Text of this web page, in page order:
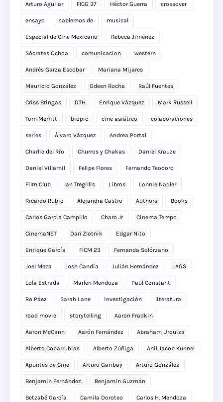
Arturo Aguilar FICG 37 Héctor Guerra crossover
ensayo hablemos de musical
Especial de Cine Mexicano Rebeca Jiménez
Sócrates Ochoa comunicacion western
Andrés Garza Escobar Mariana Mijares
Mauricio González Odeen Rocha Raúl Fuentes
Criss Bringas DTH Enrique Vázquez Mark Russell
Tom Merritt biopic cine asiático colaboraciones
series Álvaro Vázquez Andrea Portal
Charlie del Río Churros y Chakas Daniel Krauze
Daniel Villamil Felipe Flores Fernando Teodoro
Film Club Ian Tregillis Libros Lonnie Nadler
Ricardo Rubio Alejandra Castro Authors Books
Carlos García Campillo Charo Jr Cinema Tempo
CinemaNET Dan Zlotnik Edgar Nito
Enrique García FICM 23 Fernanda Solórzano
Joel Meza Josh Candia Julián Hernández LAGS
Lola Estrada Marlen Mendoza Paul Constant
Ro Páez Sarah Lane investigación literatura
road movie storytelling Aaron Fradkin
Aaron McCann Aarón Fernández Abraham Urquiza
Alberto Cobarrubias Alberto Zúñiga Anil Jacob Kunnel
Apuntes de Cine Arturo Garibay Arturo González
Benjamín Fernández Benjamín Guzmán
Betzabé García Camila Doroteo Carlos H. Mendoza